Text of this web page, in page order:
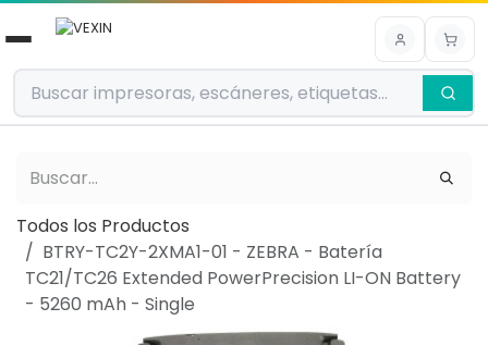
Ir al contenido
Todos los Productos
BTRY-TC2Y-2XMA1-01 - ZEBRA - Batería
TC21/TC26 Extended PowerPrecision LI-ON Battery
- 5260 mAh - Single